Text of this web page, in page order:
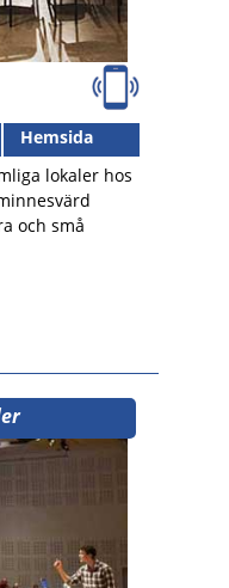
Hemsida
lokaler hos
och små